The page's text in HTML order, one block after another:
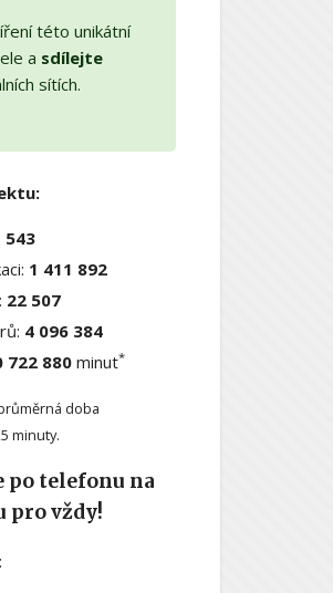
této unikátní
a sdílejte
sítích.
543
1 411 892
22 507
4 096 384
722 880minut*
doba
minuty.
po telefonu na
pro vždy!